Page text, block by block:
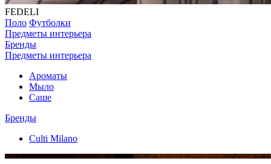
FEDELI
Поло Футболки
Предметы интерьера
Бренды
Предметы интерьера
Ароматы
Мыло
Саше
Бренды
Culti Milano